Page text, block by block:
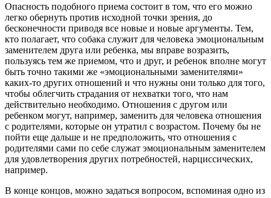
Опасность подобного приема состоит в том, что его можно
легко обернуть против исходной точки зрения, до
бесконечности приводя все новые и новые аргументы. Тем,
кто полагает, что собака служит для человека эмоциональным
заменителем друга или ребенка, мы вправе возразить,
пользуясь тем же приемом, что и друг, и ребенок вполне могут
быть точно такими же «эмоциональными заменителями»
каких-то других отношений и что нужны они только для того,
чтобы облегчить страдания от нехватки того, что нам
действительно необходимо. Отношения с другом или
ребенком могут, например, заменить для человека отношения
с родителями, которые он утратил с возрастом. Почему бы не
пойти еще дальше и не предположить, что отношения с
родителями сами по себе служат эмоциональным заменителем
для удовлетворения других потребностей, нарциссических,
например.
В конце концов, можно задаться вопросом, вспоминая одно из